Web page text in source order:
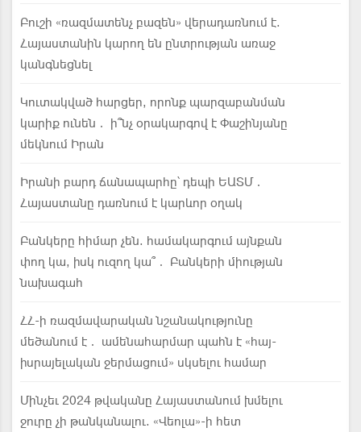
Բուշի «ռազմատենչ բազեն» վերադառնում է.
Հայաստանին կարող են ընտրության առաջ
կանգնեցնել
Կուտակված հարցեր, որոնք պարզաբանման
կարիք ունեն․ ի՞նչ օրակարգով է Փաշինյանը
մեկնում Իրան
Իրանի բարդ ճանապարհը՝ դեպի ԵԱՏՄ․
Հայաստանը դառնում է կարևոր օղակ
Բանկերը հիմար չեն. համակարգում այնքան
փող կա, իսկ ուզող կա՞․ Բանկերի միության
նախագահ
ՀՀ-ի ռազմավարական նշանակությունը
մեծանում է․ ամենահարմար պահն է «հայ-
իսրայելական ջերմացում» սկսելու համար
Մինչեւ 2024 թվականը Հայաստանում խմելու
ջուրը չի թանկանալու. «Վեոլա»-ի հետ